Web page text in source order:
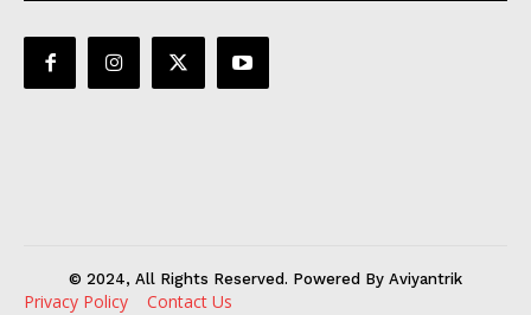
© 2024, All Rights Reserved. Powered By Aviyantrik
Privacy Policy Contact Us